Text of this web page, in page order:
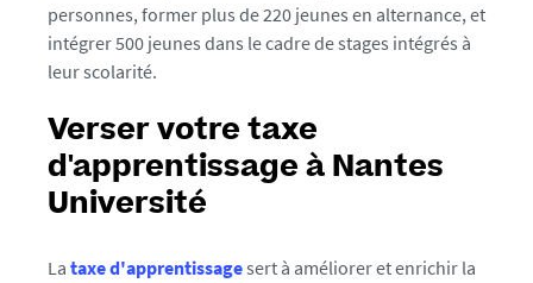
personnes, former plus de 220 jeunes en alternance, et
intégrer 500 jeunes dans le cadre de stages intégrés à
leur scolarité.
Verser votre taxe
d'apprentissage à Nantes
Université
La taxe d'apprentissagesert à améliorer et enrichir la